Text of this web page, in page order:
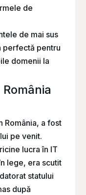
de
de mai sus
perfectă pentru
domenii la
România, a fost
pe venit.
lucra în IT
lege, era scutit
statului
după